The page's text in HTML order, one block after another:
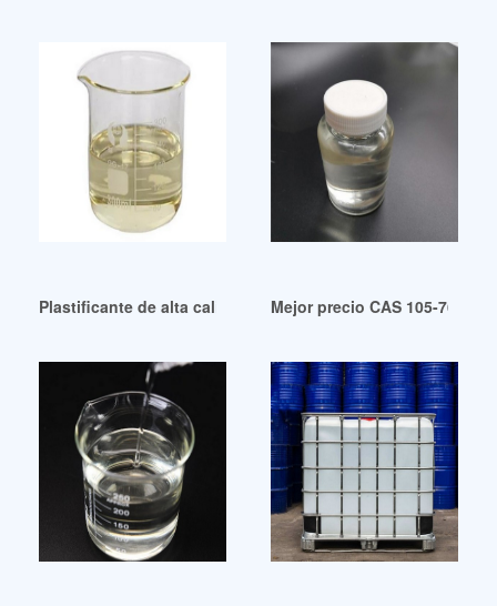
Plastificante de alta calidad TOTM de trimelitato de trioctilo
Mejor precio CAS 105-76-0